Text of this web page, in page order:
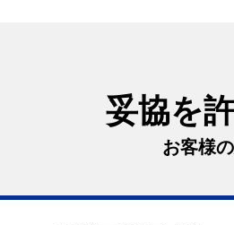
妥協を
お客様